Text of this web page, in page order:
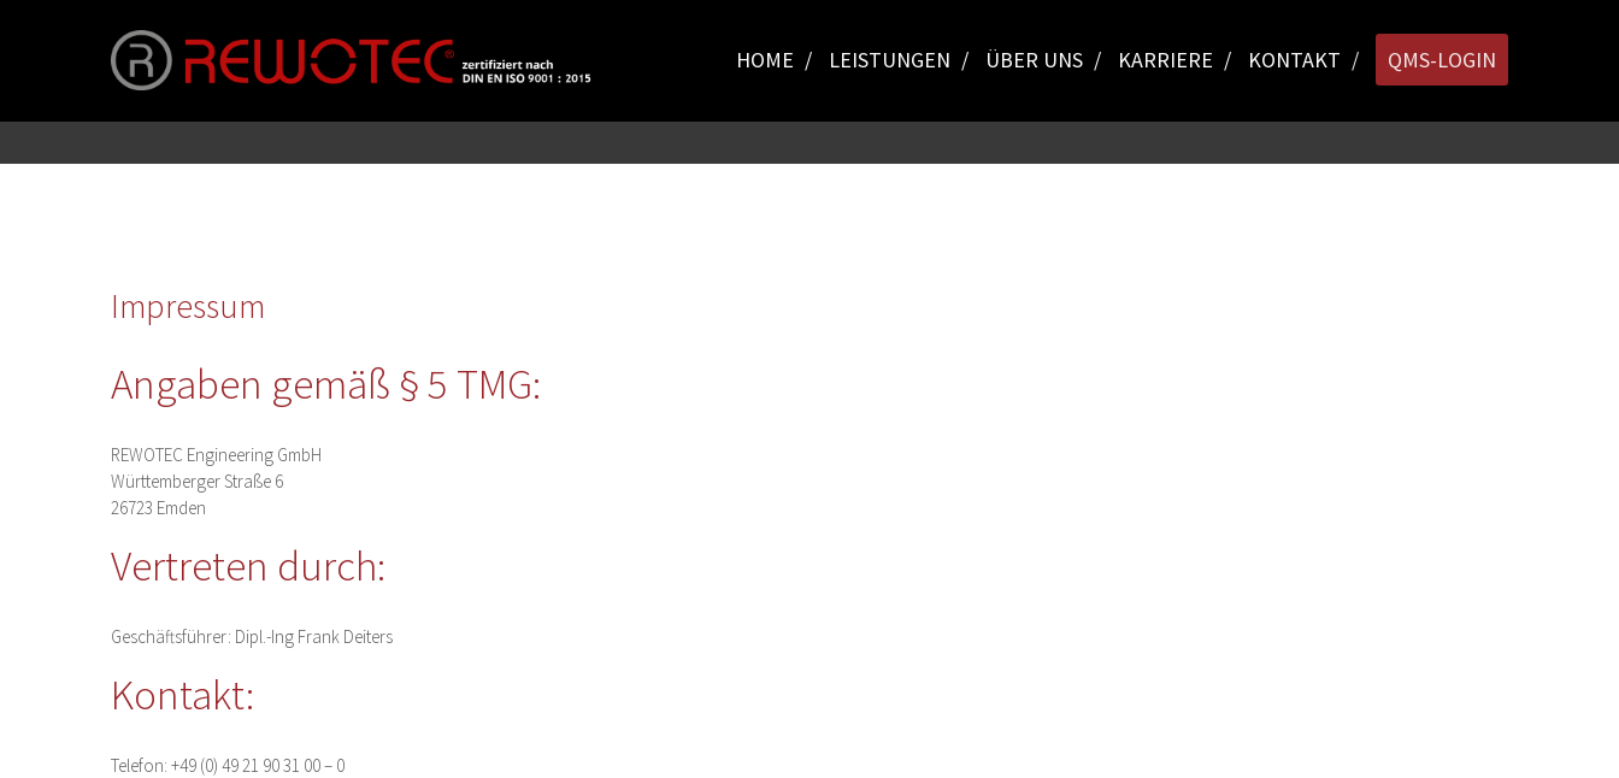
HOME LEISTUNGEN ÜBER UNS KARRIERE KONTAKT QMS-LOGIN
Impressum
Angaben gemäß § 5 TMG:
REWOTEC Engineering GmbH
Württemberger Straße 6
26723 Emden
Vertreten durch:
Geschäftsführer: Dipl.-Ing Frank Deiters
Kontakt:
Telefon: +49 (0) 49 21 90 31 00 – 0